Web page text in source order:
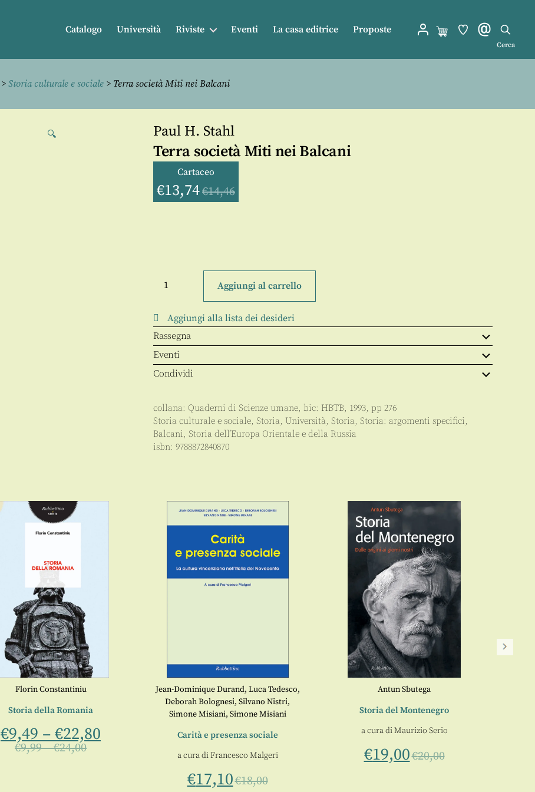
Catalogo Università Riviste Eventi La casa editrice Proposte
Cerca
> Storia culturale e sociale > Terra società Miti nei Balcani
🔍 Paul H. Stahl
Terra società Miti nei Balcani
Cartaceo
€13,74€14,46
società
Balcani
quantità
Aggiungi al carrello
Aggiungi alla lista dei desideri
Rassegna
Eventi
Condividi
collana: Quaderni di Scienze umane, bic: HBTB, 1993, pp 276
Storia culturale e sociale, Storia, Università, Storia, Storia: argomenti specifici,
Balcani, Storia dell’Europa Orientale e della Russia
isbn: 9788872840870
Florin Constantiniu
Storia della Romania
€9,49 – €22,80
€9,99–€24,00
Jean-Dominique Durand, Luca Tedesco,
Deborah Bolognesi, Silvano Nistri,
Simone Misiani, Simone Misiani
Carità e presenza sociale
a cura diFrancesco Malgeri
€17,10€18,00
Antun Sbutega
Storia del Montenegro
a cura diMaurizio Serio
€19,00€20,00